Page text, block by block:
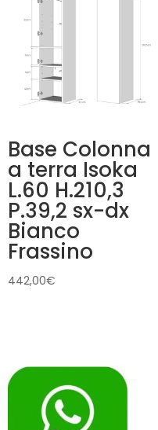
Base Colonna
a terra Isoka
L.60 H.210,3
P.39,2 sx-dx
Bianco
Frassino
442,00€